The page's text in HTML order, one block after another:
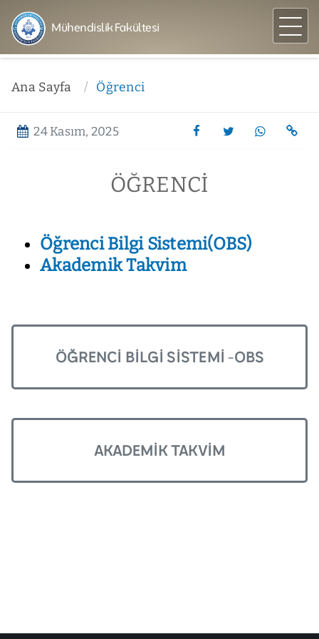
Mühendislik Fakültesi
Ana Sayfa Öğrenci
24 Kasım, 2025
ÖĞRENCI
Öğrenci Bilgi Sistemi(OBS)
Akademik Takvim
ÖĞRENCI BILGI SISTEMI -OBS
AKADEMIK TAKVIM